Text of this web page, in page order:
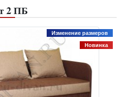
2 ПБ
Изменение размеров
Новинка